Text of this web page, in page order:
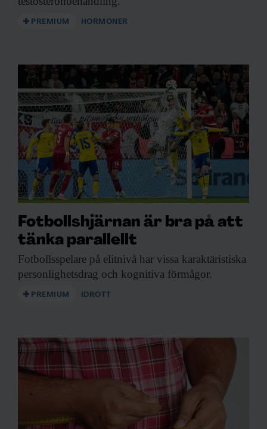
PREMIUM HORMONER
Fotbollshjärnan är bra på att
tänka parallellt
Fotbollsspelare på elitnivå har vissa karaktäristiska
personlighetsdrag och kognitiva förmågor.
PREMIUM IDROTT